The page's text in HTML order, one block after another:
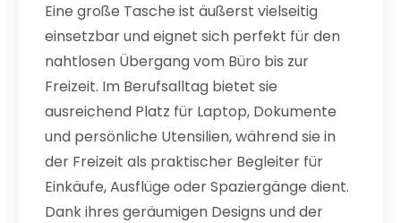
Eine große Tasche ist äußerst vielseitig
einsetzbar und eignet sich perfekt für den
nahtlosen Übergang vom Büro bis zur
Freizeit. Im Berufsalltag bietet sie
ausreichend Platz für Laptop, Dokumente
und persönliche Utensilien, während sie in
der Freizeit als praktischer Begleiter für
Einkäufe, Ausflüge oder Spaziergänge dient.
Dank ihres geräumigen Designs und der